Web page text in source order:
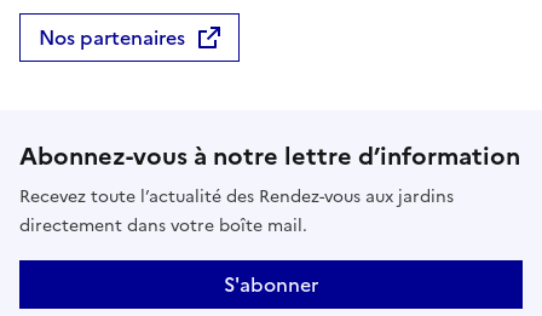
Nos partenaires
Abonnez-vous à notre lettre d’information
Recevez toute l’actualité des Rendez-vous aux jardins
directement dans votre boîte mail.
S'abonner